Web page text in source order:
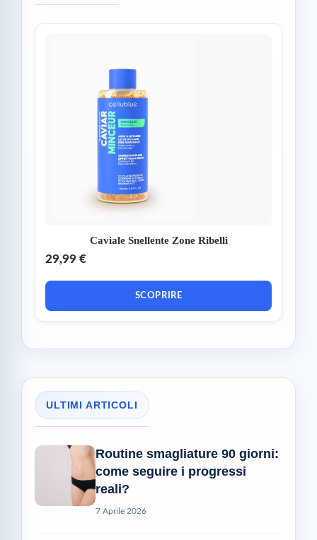
Caviale Snellente Zone Ribelli
29,99 €
SCOPRIRE
ULTIMI ARTICOLI
Routine smagliature 90 giorni:
come seguire i progressi
reali?
7 Aprile 2026